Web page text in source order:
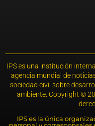
IPS es una institución
agencia mundial de
sociedad civil sobre
ambiente. Copyright ©
IPS es la única